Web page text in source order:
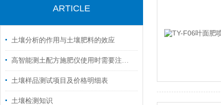
ARTICLE
土壤分析的作用与土壤肥料的效应
高智能测土配方施肥仪使用时需要注意这几点
土壤样品测试项目及价格明细表
土壤检测知识